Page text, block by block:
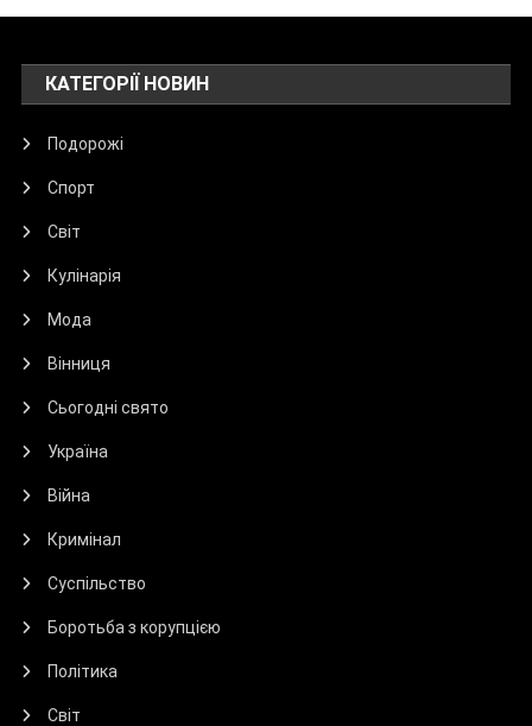
КАТЕГОРІЇ НОВИН
Подорожі
Спорт
Світ
Кулінарія
Мода
Вінниця
Сьогодні свято
Україна
Війна
Кримінал
Суспільство
Боротьба з корупцією
Політика
Світ